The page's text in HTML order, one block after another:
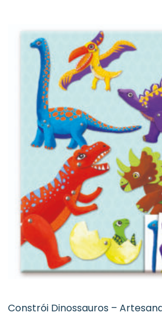
Constrói Dinossauros –